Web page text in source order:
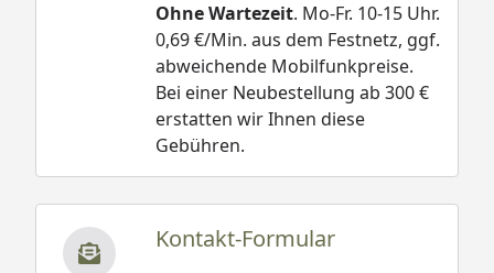
Ohne Wartezeit. Mo-Fr. 10-15 Uhr.
0,69 €/Min. aus dem Festnetz, ggf.
abweichende Mobilfunkpreise.
Bei einer Neubestellung ab 300 €
erstatten wir Ihnen diese
Gebühren.
Kontakt-Formular